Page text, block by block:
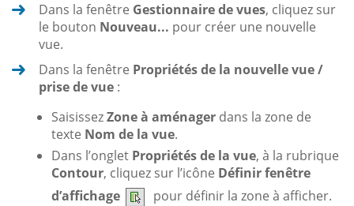
Dans la fenêtre Gestionnaire de vues, cliquez sur
le bouton Nouveau... pour créer une nouvelle
vue.
Dans la fenêtre Propriétés de la nouvelle vue /
prise de vue :
SaisissezZone à aménager dans la zone de
texte Nom de la vue.
Dans l’onglet Propriétés de la vue, à la rubrique
Contour, cliquez sur l’icône Définir fenêtre
d’affichage
pour définir la zone à afficher.